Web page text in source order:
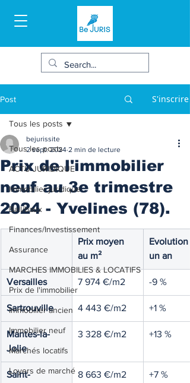
Post S'inscrire
Tous les posts
ACTU JURIDIQUE
Immobilier juridique
Bail/baux
Finances/Investissement
Assurance
MARCHES IMMOBILIES & LOCATIFS
Prix de l'immobilier
Immobilier ancien
Immobilier neuf
Marchés locatifs
Loyers de marché
Tous les posts
Prix de l'immobilier
neuf au 3e trimestre
2024 - Yvelines (78).
bejurissite
2 sept. 2024 2 min de lecture
Prix moyen
au m²
Evolution
un an
Versailles 7 974 €/m2 -9 %
Sartrouville 4 443 €/m2 +1 %
Mantes-la-
Jolie
3 328 €/m2 +13 %
Saint-
8 663 €/m2 +7 %